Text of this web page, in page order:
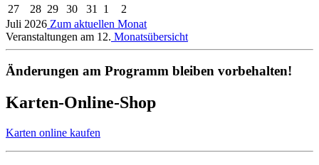
27
28 29 30 31 1
2
Juli 2026 Zum aktuellen Monat
Veranstaltungen am 12. Monatsübersicht
Änderungen am Programm bleiben vorbehalten!
Karten-Online-Shop
Karten online kaufen